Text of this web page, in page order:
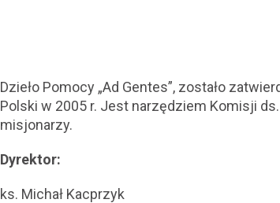
Dzieło Pomocy „Ad Gentes”, zostało
Polski w 2005 r. Jest narzędziem Komisji
misjonarzy.
Dyrektor:
ks. Michał Kacprzyk